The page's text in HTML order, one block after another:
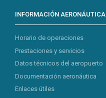
INFORMACIÓN AERONÁUTICA
Horario de operaciones
Prestaciones y servicios
Datos técnicos del aeropuerto
Documentación aeronáutica
Enlaces útiles